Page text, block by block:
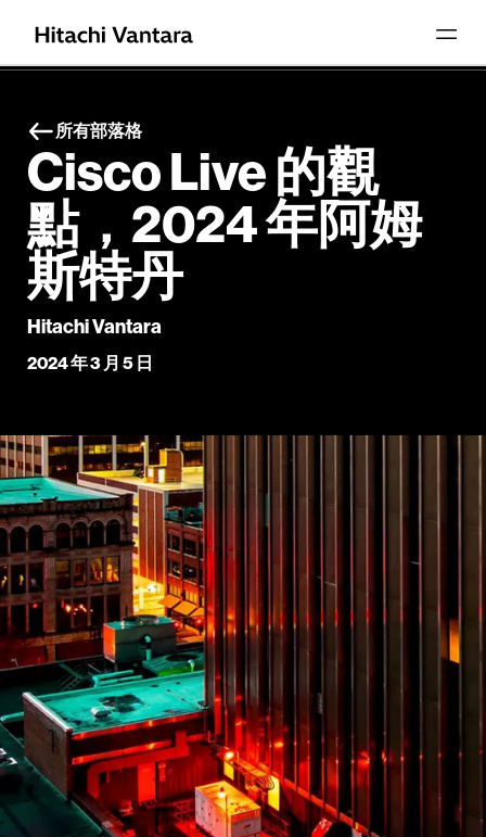
所有部落格
Cisco Live 的觀
點，2024 年阿姆
斯特丹
Hitachi Vantara
2024 年 3 月 5 日